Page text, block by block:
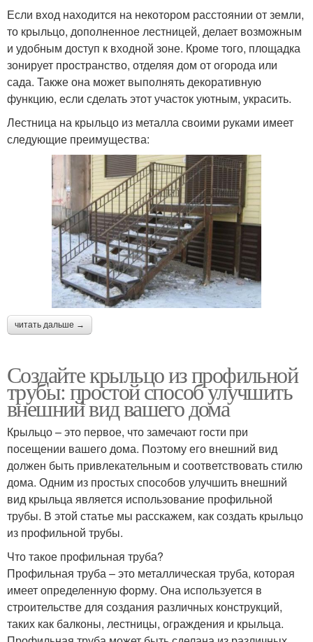
Если вход находится на некотором расстоянии от земли,
то крыльцо, дополненное лестницей, делает возможным
и удобным доступ к входной зоне. Кроме того, площадка
зонирует пространство, отделяя дом от огорода или
сада. Также она может выполнять декоративную
функцию, если сделать этот участок уютным, украсить.
Лестница на крыльцо из металла своими руками имеет
следующие преимущества:
читать дальше →
Создайте крыльцо из профильной
трубы: простой способ улучшить
внешний вид вашего дома
Крыльцо – это первое, что замечают гости при
посещении вашего дома. Поэтому его внешний вид
должен быть привлекательным и соответствовать стилю
дома. Одним из простых способов улучшить внешний
вид крыльца является использование профильной
трубы. В этой статье мы расскажем, как создать крыльцо
из профильной трубы.
Что такое профильная труба?
Профильная труба – это металлическая труба, которая
имеет определенную форму. Она используется в
строительстве для создания различных конструкций,
таких как балконы, лестницы, ограждения и крыльца.